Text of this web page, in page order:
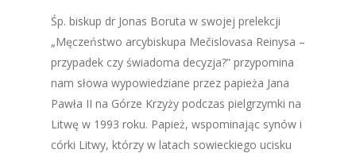
Śp. biskup dr Jonas Boruta w swojej prelekcji
„Męczeństwo arcybiskupa Mečislovasa Reinysa –
przypadek czy świadoma decyzja?” przypomina
nam słowa wypowiedziane przez papieża Jana
Pawła II na Górze Krzyży podczas pielgrzymki na
Litwę w 1993 roku. Papież, wspominając synów i
córki Litwy, którzy w latach sowieckiego ucisku